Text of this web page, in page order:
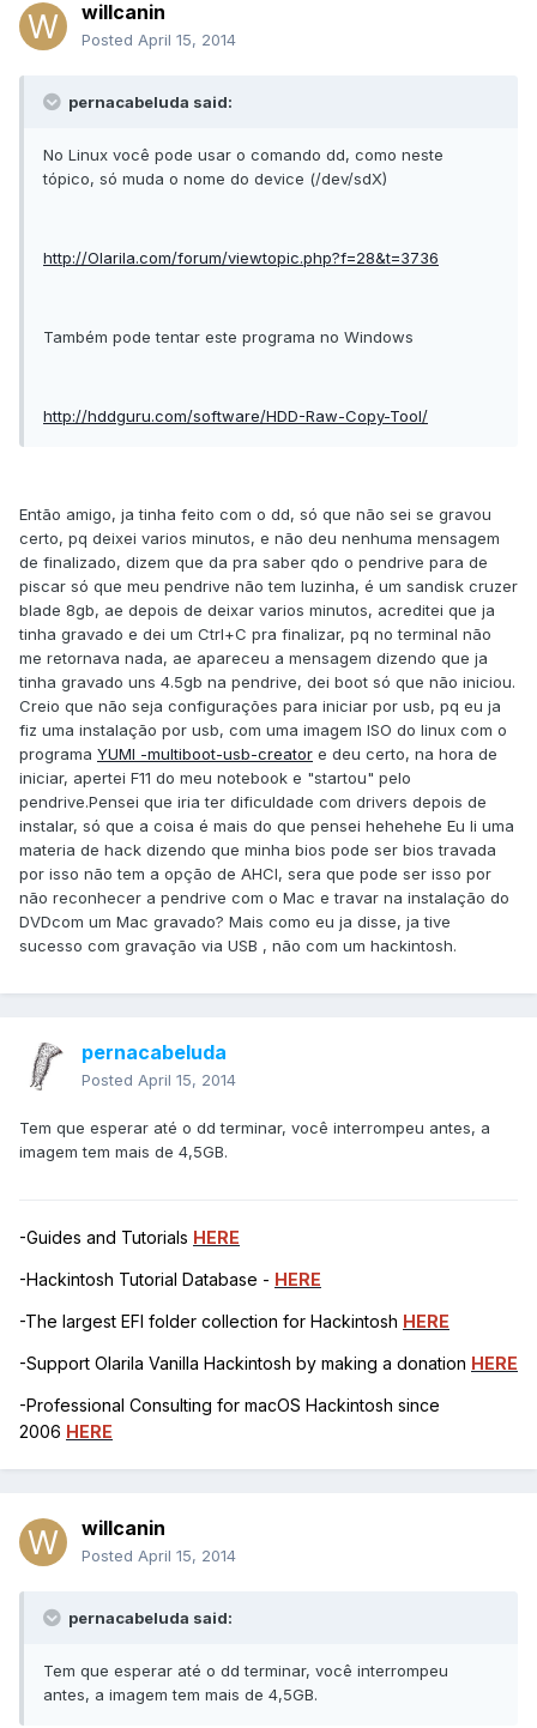
willcanin
Posted April 15, 2014
pernacabeluda said:
No Linux você pode usar o comando dd, como neste
tópico, só muda o nome do device (/dev/sdX)
http://Olarila.com/forum/viewtopic.php?f=28&t=3736
Também pode tentar este programa no Windows
http://hddguru.com/software/HDD-Raw-Copy-Tool/
Então amigo, ja tinha feito com o dd, só que não sei se gravou
certo, pq deixei varios minutos, e não deu nenhuma mensagem
de finalizado, dizem que da pra saber qdo o pendrive para de
piscar só que meu pendrive não tem luzinha, é um sandisk cruzer
blade 8gb, ae depois de deixar varios minutos, acreditei que ja
tinha gravado e dei um Ctrl+C pra finalizar, pq no terminal não
me retornava nada, ae apareceu a mensagem dizendo que ja
tinha gravado uns 4.5gb na pendrive, dei boot só que não iniciou.
Creio que não seja configurações para iniciar por usb, pq eu ja
fiz uma instalação por usb, com uma imagem ISO do linux com o
programa YUMI -multiboot-usb-creator e deu certo, na hora de
iniciar, apertei F11 do meu notebook e "startou" pelo
pendrive.Pensei que iria ter dificuldade com drivers depois de
instalar, só que a coisa é mais do que pensei hehehehe Eu li uma
materia de hack dizendo que minha bios pode ser bios travada
por isso não tem a opção de AHCI, sera que pode ser isso por
não reconhecer a pendrive com o Mac e travar na instalação do
DVDcom um Mac gravado? Mais como eu ja disse, ja tive
sucesso com gravação via USB , não com um hackintosh.
pernacabeluda
Posted April 15, 2014
Tem que esperar até o dd terminar, você interrompeu antes, a
imagem tem mais de 4,5GB.
-Guides and Tutorials HERE
-Hackintosh Tutorial Database - HERE
-The largest EFI folder collection for Hackintosh HERE
-Support Olarila Vanilla Hackintosh by making a donation HERE
-Professional Consulting for macOS Hackintosh since
2006 HERE
willcanin
Posted April 15, 2014
pernacabeluda said:
Tem que esperar até o dd terminar, você interrompeu
antes, a imagem tem mais de 4,5GB.